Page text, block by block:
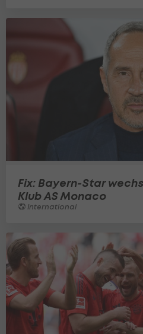
Fix: Bayern-Star
Klub AS Monaco
International